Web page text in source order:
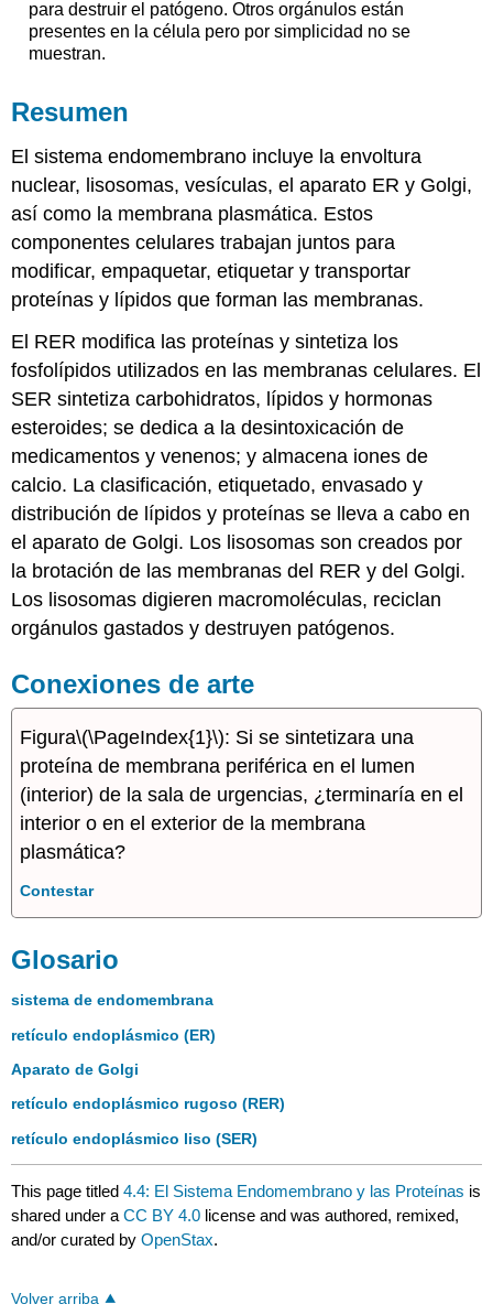
para destruir el patógeno. Otros orgánulos están
presentes en la célula pero por simplicidad no se
muestran.
Resumen
El sistema endomembrano incluye la envoltura
nuclear, lisosomas, vesículas, el aparato ER y Golgi,
así como la membrana plasmática. Estos
componentes celulares trabajan juntos para
modificar, empaquetar, etiquetar y transportar
proteínas y lípidos que forman las membranas.
El RER modifica las proteínas y sintetiza los
fosfolípidos utilizados en las membranas celulares. El
SER sintetiza carbohidratos, lípidos y hormonas
esteroides; se dedica a la desintoxicación de
medicamentos y venenos; y almacena iones de
calcio. La clasificación, etiquetado, envasado y
distribución de lípidos y proteínas se lleva a cabo en
el aparato de Golgi. Los lisosomas son creados por
la brotación de las membranas del RER y del Golgi.
Los lisosomas digieren macromoléculas, reciclan
orgánulos gastados y destruyen patógenos.
Conexiones de arte
Figura\(\PageIndex{1}\): Si se sintetizara una
proteína de membrana periférica en el lumen
(interior) de la sala de urgencias, ¿terminaría en el
interior o en el exterior de la membrana
plasmática?
Contestar
Glosario
sistema de endomembrana
retículo endoplásmico (ER)
Aparato de Golgi
retículo endoplásmico rugoso (RER)
retículo endoplásmico liso (SER)
This page titled4.4: El Sistema Endomembrano y las Proteínas is
shared under aCC BY 4.0 license and was authored, remixed,
and/or curated byOpenStax.
Volver arriba